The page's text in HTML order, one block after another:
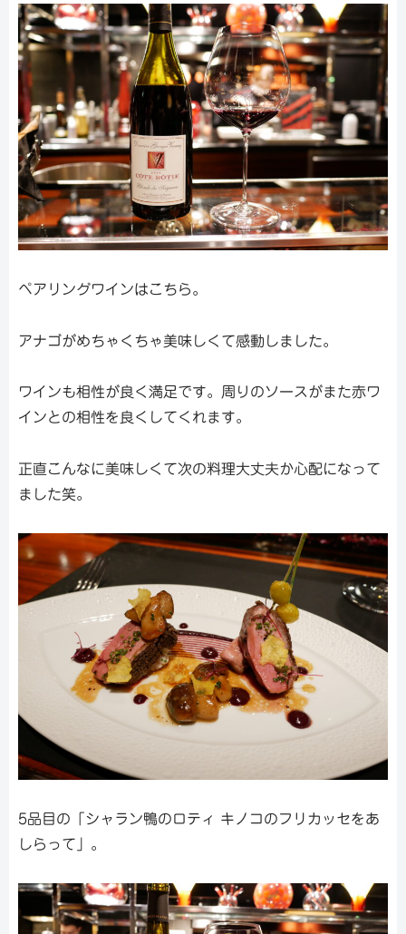
ペアリングワインはこちら。
アナゴがめちゃくちゃ美味しくて感動しました。
ワインも相性が良く満足です。周りのソースがまた赤ワ
インとの相性を良くしてくれます。
正直こんなに美味しくて次の料理大丈夫か心配になって
ました笑。
5品目の「シャラン鴨のロティ キノコのフリカッセをあ
しらって」。